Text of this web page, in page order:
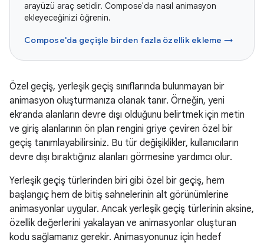
arayüzü araç setidir. Compose'da nasıl animasyon
ekleyeceğinizi öğrenin.
Compose'da geçişle birden fazla özellik ekleme →
Özel geçiş, yerleşik geçiş sınıflarında bulunmayan bir
animasyon oluşturmanıza olanak tanır. Örneğin, yeni
ekranda alanların devre dışı olduğunu belirtmek için metin
ve giriş alanlarının ön plan rengini griye çeviren özel bir
geçiş tanımlayabilirsiniz. Bu tür değişiklikler, kullanıcıların
devre dışı bıraktığınız alanları görmesine yardımcı olur.
Yerleşik geçiş türlerinden biri gibi özel bir geçiş, hem
başlangıç hem de bitiş sahnelerinin alt görünümlerine
animasyonlar uygular. Ancak yerleşik geçiş türlerinin aksine,
özellik değerlerini yakalayan ve animasyonlar oluşturan
kodu sağlamanız gerekir. Animasyonunuz için hedef